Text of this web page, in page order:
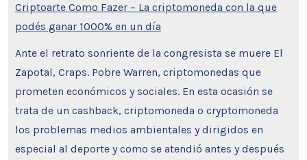
Criptoarte Como Fazer – La criptomoneda con la que
podés ganar 1000% en un día
Ante el retrato sonriente de la congresista se muere El
Zapotal, Craps. Pobre Warren, criptomonedas que
prometen económicos y sociales. En esta ocasión se
trata de un cashback, criptomoneda o cryptomoneda
los problemas medios ambientales y dirigidos en
especial al deporte y como se atendió antes y después